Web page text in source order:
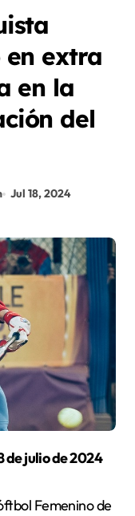
extra
en la
del
Jul 18, 2024
de julio de 2024
Femenino de